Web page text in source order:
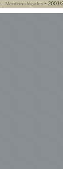
Mentions légales - 2001/